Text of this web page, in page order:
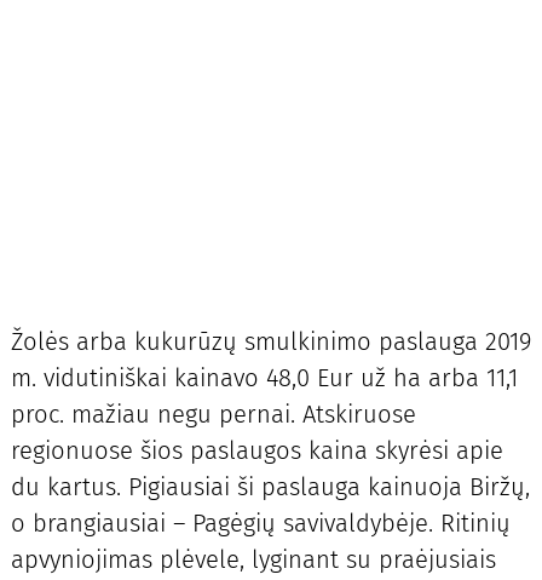
Žolės arba kukurūzų smulkinimo paslauga 2019
m. vidutiniškai kainavo 48,0 Eur už ha arba 11,1
proc. mažiau negu pernai. Atskiruose
regionuose šios paslaugos kaina skyrėsi apie
du kartus. Pigiausiai ši paslauga kainuoja Biržų,
o brangiausiai – Pagėgių savivaldybėje. Ritinių
apvyniojimas plėvele, lyginant su praėjusiais